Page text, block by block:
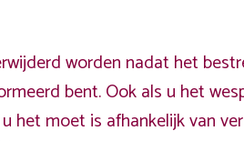
worden nadat het
bent. Ook als u het
het moet is afhankelijk van